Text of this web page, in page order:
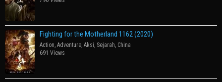
Fighting for the Motherland 1162 (2020)
Action, Adventure, Aksi, Sejarah, China
691 Views